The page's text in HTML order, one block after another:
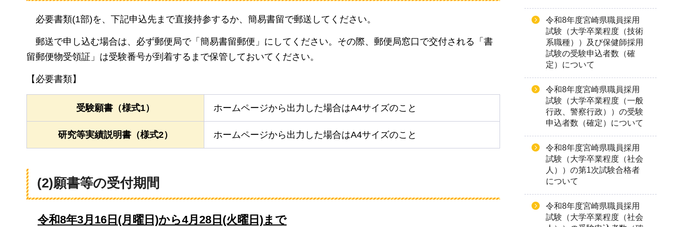
必要書類(1部)を、下記申込先まで直接持参するか、簡易書留で郵送してください。
郵送で申し込む場合は、必ず郵便局で「簡易書留郵便」にしてください。その際、郵便局窓口で交付される「書
留郵便物受領証」は受験番号が到着するまで保管しておいてください。
【必要書類】
受験願書（様式1） ホームページから出力した場合はA4サイズのこと
研究等実績説明書（様式2） ホームページから出力した場合はA4サイズのこと
(2)願書等の受付期間
令和8年3月16日(月曜日)から4月28日(火曜日)まで
令和8年度宮崎県職員採用
試験（大学卒業程度（技術
系職種））及び保健師採用
試験の受験申込者数（確
定）について
令和8年度宮崎県職員採用
試験（大学卒業程度（一般
行政、警察行政））の受験
申込者数（確定）について
令和8年度宮崎県職員採用
試験（大学卒業程度（社会
人））の第1次試験合格者
について
令和8年度宮崎県職員採用
試験（大学卒業程度（社会